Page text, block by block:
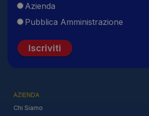
Azienda
Pubblica Amministrazione
Iscriviti
AZIENDA
Chi Siamo